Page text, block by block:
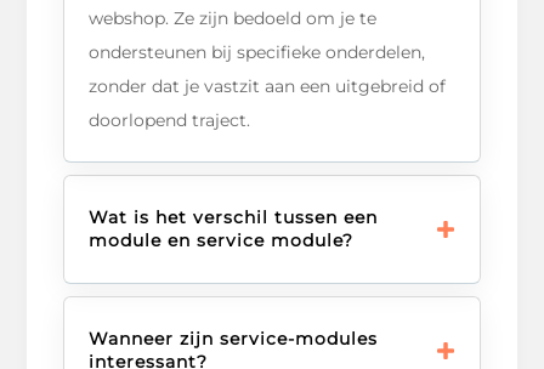
webshop. Ze zijn bedoeld om je te
ondersteunen bij specifieke onderdelen,
zonder dat je vastzit aan een uitgebreid of
doorlopend traject.
Wat is het verschil tussen een
module en service module?
Wanneer zijn service-modules
interessant?